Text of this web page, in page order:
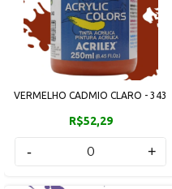
VERMELHO CADMIO CLARO - 343
R$52,29
- +